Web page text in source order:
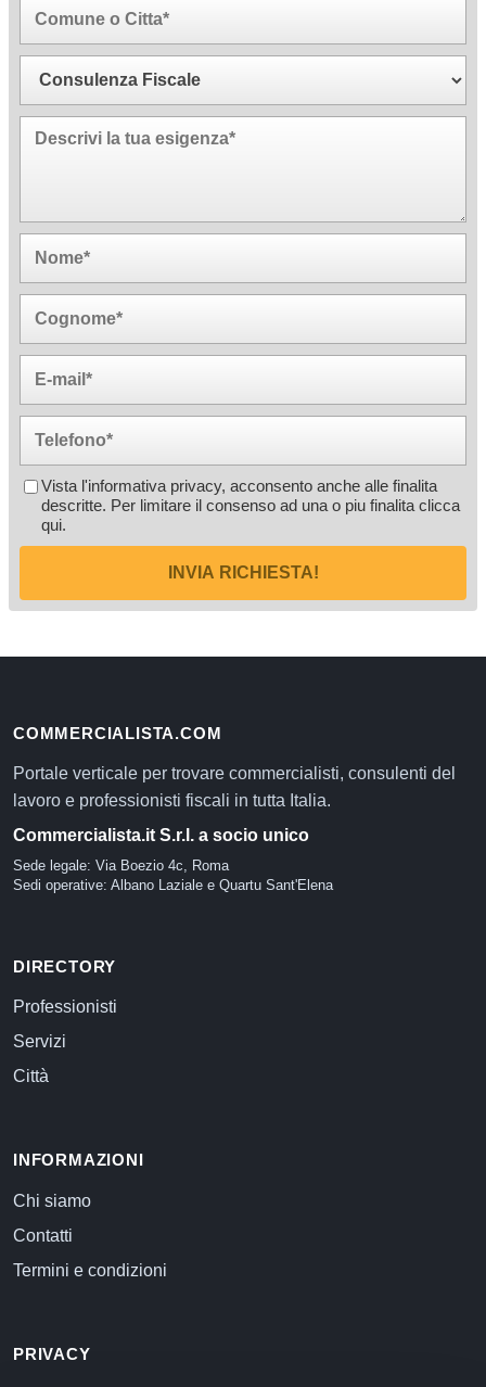
Vista l'informativa privacy, acconsento anche alle finalita
descritte. Per limitare il consenso ad una o piu finalita clicca
qui.
INVIA RICHIESTA!
COMMERCIALISTA.COM
Portale verticale per trovare commercialisti, consulenti del
lavoro e professionisti fiscali in tutta Italia.
Commercialista.it S.r.l. a socio unico
Sede legale: Via Boezio 4c, Roma
Sedi operative: Albano Laziale e Quartu Sant'Elena
DIRECTORY
Professionisti
Servizi
Città
INFORMAZIONI
Chi siamo
Contatti
Termini e condizioni
PRIVACY